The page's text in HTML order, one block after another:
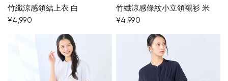
竹纖涼感領結上衣 白
¥4,990
竹纖涼感條紋小立領襯衫 米
¥4,990